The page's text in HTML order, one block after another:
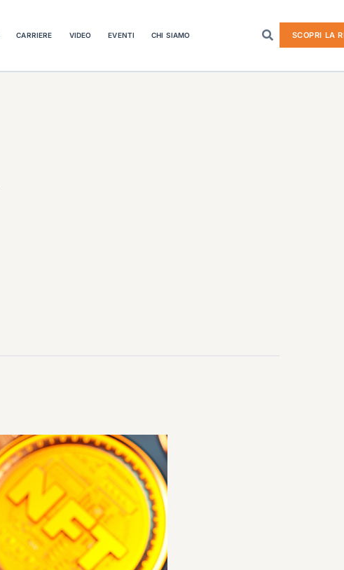
CARRIERE VIDEO EVENTI CHI SIAMO SCOPRI LA